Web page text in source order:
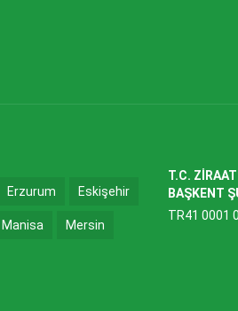
Erzurum Eskişehir
Manisa Mersin
T.C.
BAŞKENT
TR41 0001